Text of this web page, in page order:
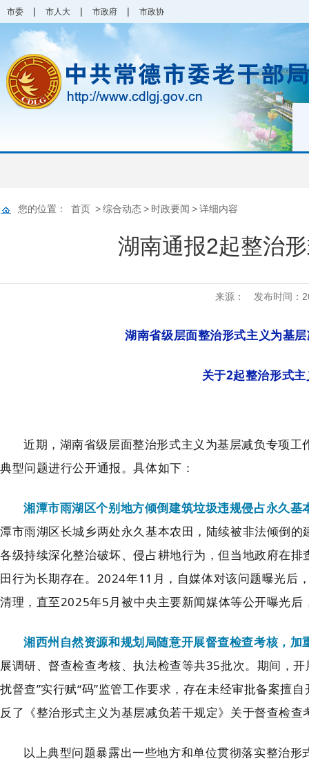
市委 | 市人大 | 市政府 | 市政协
您的位置： 首页 >综合动态> 时政要闻 >详细内容
湖南通报2起整治
来源： 发布时间：
湖南省级层面整治形式主义为基
关于2起整治形式
近期，湖南省级层面整治形式主义为基层减负专项
典型问题进行公开通报。具体如下：
湘潭市雨湖区个别地方倾倒建筑垃圾违规侵占永久基
潭市雨湖区长城乡两处永久基本农田，陆续被非法倾倒的
各级持续深化整治破坏、侵占耕地行为 ，但当地政府在排
田行为长期存在。 2024年11 月，自媒体对该问题曝光后
清理 ， 直至2025年5月被中央主要新闻媒体等公开曝光后
湘西州自然资源和规划局随意开展督查检查考核，加
展调研、督查检查考核、执法检查等共35批次。期间，
扰督查”实行赋“码”监管工作要求，存在未经审批备案擅自
反了《整治形式主义为基层减负若干规定》关于督查检
以上典型问题暴露出一些地方和单位贯彻落实整治形